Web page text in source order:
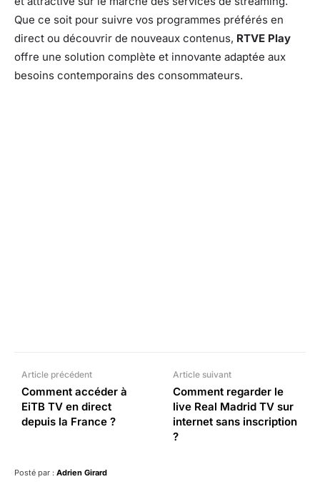
Que ce soit pour suivre vos programmes préférés en
direct ou découvrir de nouveaux contenus, RTVE Play
offre une solution complète et innovante adaptée aux
besoins contemporains des consommateurs.
Article précédent
Comment accéder à
EiTB TV en direct
depuis la France ?
Article suivant
Comment regarder le
live Real Madrid TV sur
internet sans inscription
?
Posté par : Adrien Girard